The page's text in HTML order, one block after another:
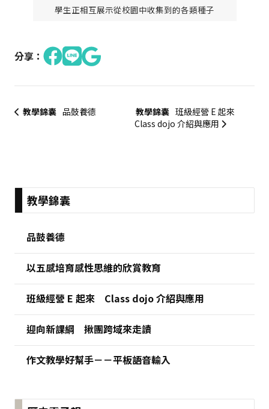
學生正相互展示從校園中收集到的各類種子
分享：
教學錦囊 品鼓養德 教學錦囊 班級經營 E 起來
Class dojo 介紹與應用
:::教學錦囊
品鼓養德
以五感培育感性思維的欣賞教育
班級經營 E 起來 Class dojo 介紹與應用
迎向新課綱 揪團跨域來走讀
作文教學好幫手－－平板語音輸入